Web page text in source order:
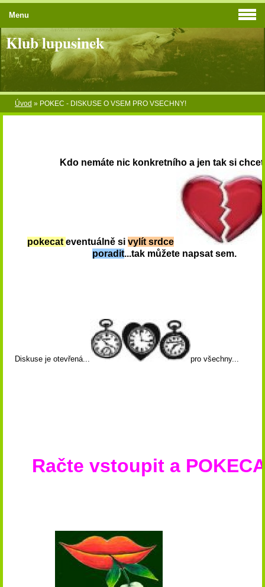
Klub lupusinek
Úvod » POKEC - DISKUSE O VSEM PRO VSECHNY!
Kdo nemáte nic konkretního a jen tak si
pokecat eventuálně si vylít srdce
poradit...tak můžete napsat sem.
Diskuse je otevřená... pro všechny...
Račte vstoupit a
Menu